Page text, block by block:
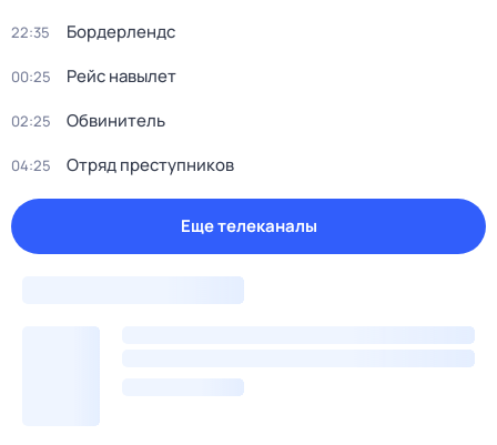
22:35 Бордерлендс
00:25 Рейс навылет
02:25 Обвинитель
04:25 Отряд пpeступников
Еще телеканалы